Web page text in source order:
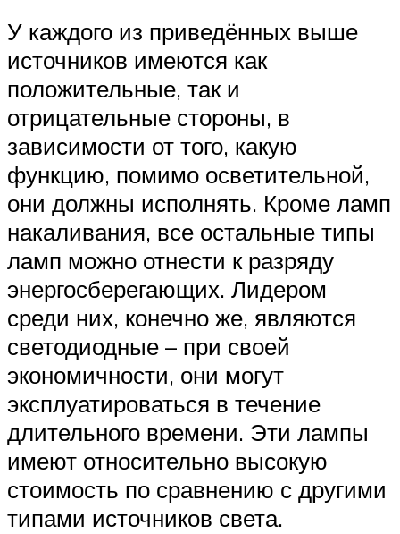
У каждого из приведённых выше
источников имеются как
положительные, так и
отрицательные стороны, в
зависимости от того, какую
функцию, помимо осветительной,
они должны исполнять. Кроме ламп
накаливания, все остальные типы
ламп можно отнести к разряду
энергосберегающих. Лидером
среди них, конечно же, являются
светодиодные – при своей
экономичности, они могут
эксплуатироваться в течение
длительного времени. Эти лампы
имеют относительно высокую
стоимость по сравнению с другими
типами источников света.